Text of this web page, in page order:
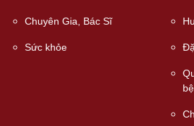
Chuyên Gia, Bác Sĩ
Sức khỏe